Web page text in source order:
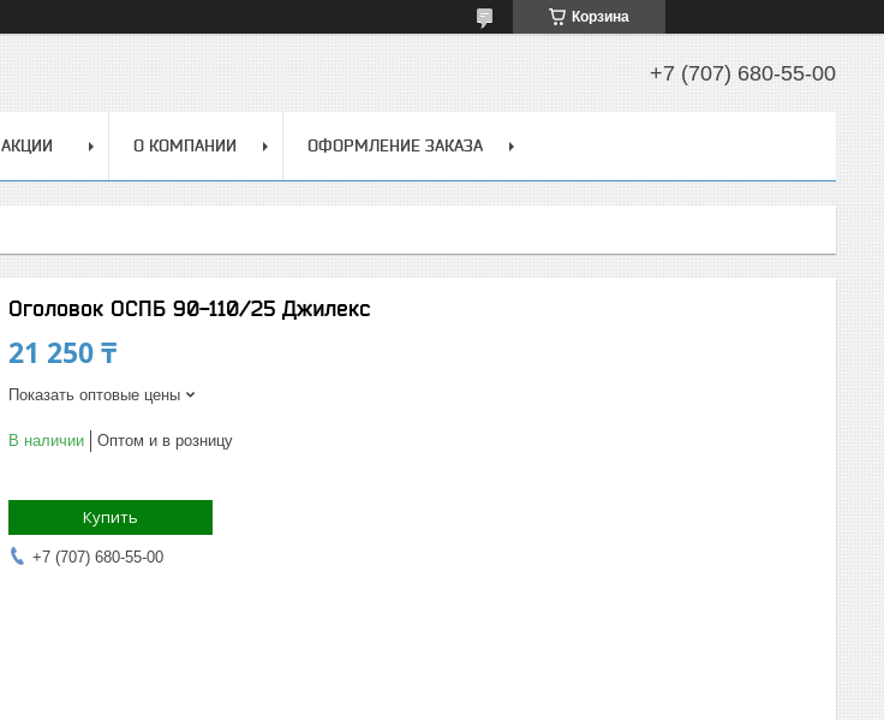
Корзина
+7 (707) 680-55-00
АКЦИИ О КОМПАНИИ ОФОРМЛЕНИЕ ЗАКАЗА
Оголовок ОСПБ 90-110/25 Джилекс
21 250 ₸
Показать оптовые цены
В наличии Оптом и в розницу
Купить
+7 (707) 680-55-00